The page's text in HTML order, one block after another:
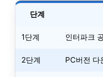
단계
1단계 인터파크
2단계 PC버전 다